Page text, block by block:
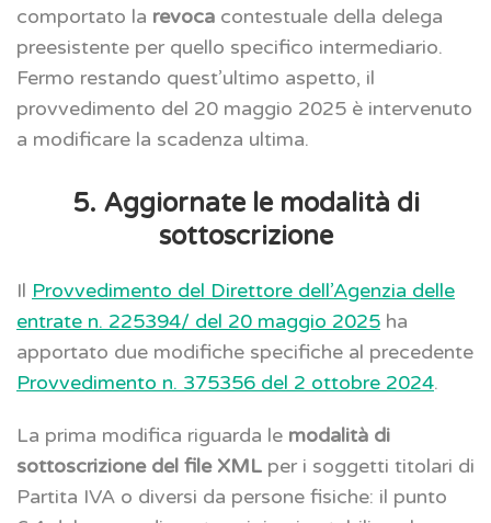
comportato la revoca contestuale della delega
preesistente per quello specifico intermediario.
Fermo restando quest’ultimo aspetto, il
provvedimento del 20 maggio 2025 è intervenuto
a modificare la scadenza ultima.
5. Aggiornate le modalità di
sottoscrizione
Il Provvedimento del Direttore dell’Agenzia delle
entrate n. 225394/ del 20 maggio 2025 ha
apportato due modifiche specifiche al precedente
Provvedimento n. 375356 del 2 ottobre 2024.
La prima modifica riguarda le modalità di
sottoscrizione del file XML per i soggetti titolari di
Partita IVA o diversi da persone fisiche: il punto